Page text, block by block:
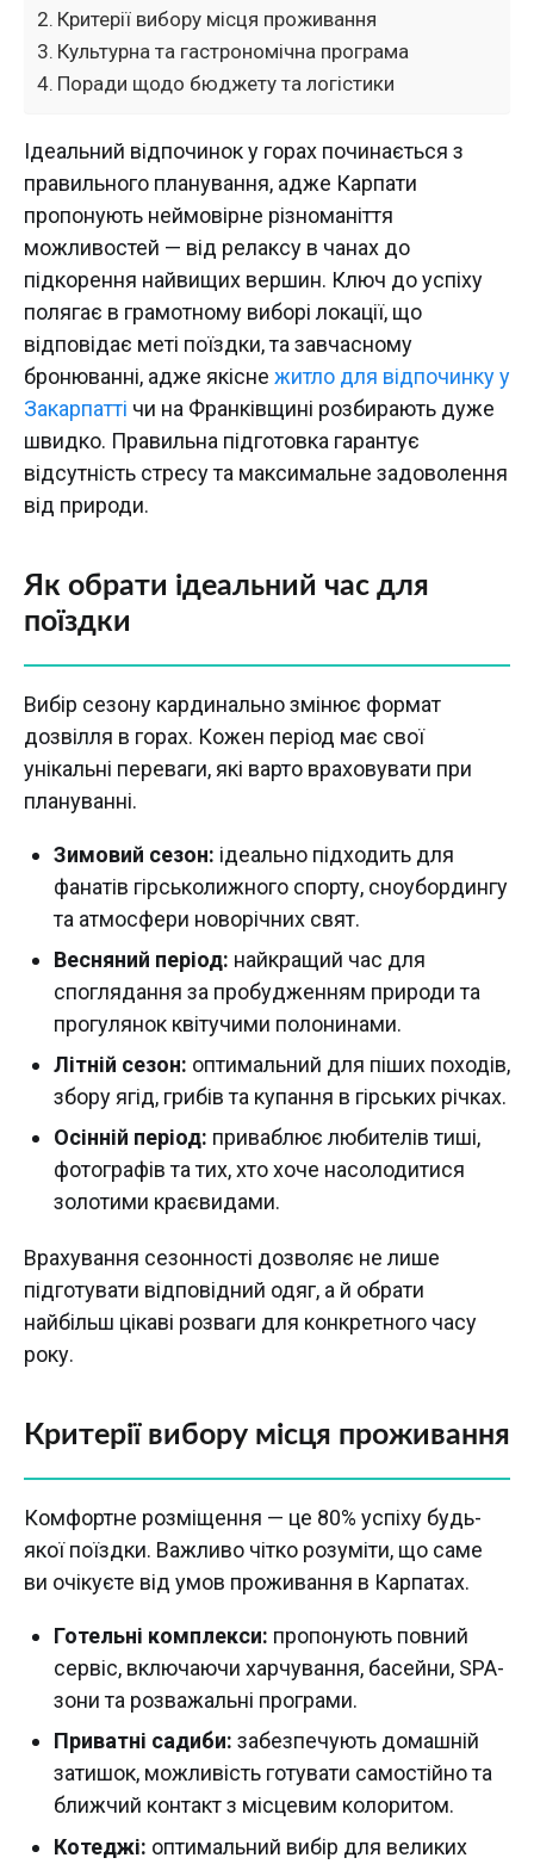
Критерії вибору місця проживання
Культурна та гастрономічна програма
Поради щодо бюджету та логістики
Ідеальний відпочинок у горах починається з
правильного планування, адже Карпати
пропонують неймовірне різноманіття
можливостей — від релаксу в чанах до
підкорення найвищих вершин. Ключ до успіху
полягає в грамотному виборі локації, що
відповідає меті поїздки, та завчасному
бронюванні, адже якісне житло для відпочинку у
Закарпатті чи на Франківщині розбирають дуже
швидко. Правильна підготовка гарантує
відсутність стресу та максимальне задоволення
від природи.
Як обрати ідеальний час для
поїздки
Вибір сезону кардинально змінює формат
дозвілля в горах. Кожен період має свої
унікальні переваги, які варто враховувати при
плануванні.
Зимовий сезон: ідеально підходить для
фанатів гірськолижного спорту, сноубордингу
та атмосфери новорічних свят.
Весняний період: найкращий час для
споглядання за пробудженням природи та
прогулянок квітучими полонинами.
Літній сезон: оптимальний для піших походів,
збору ягід, грибів та купання в гірських річках.
Осінній період: приваблює любителів тиші,
фотографів та тих, хто хоче насолодитися
золотими краєвидами.
Врахування сезонності дозволяє не лише
підготувати відповідний одяг, а й обрати
найбільш цікаві розваги для конкретного часу
року.
Критерії вибору місця проживання
Комфортне розміщення — це 80% успіху будь-
якої поїздки. Важливо чітко розуміти, що саме
ви очікуєте від умов проживання в Карпатах.
Готельні комплекси: пропонують повний
сервіс, включаючи харчування, басейни, SPA-
зони та розважальні програми.
Приватні садиби: забезпечують домашній
затишок, можливість готувати самостійно та
ближчий контакт з місцевим колоритом.
Котеджі: оптимальний вибір для великих